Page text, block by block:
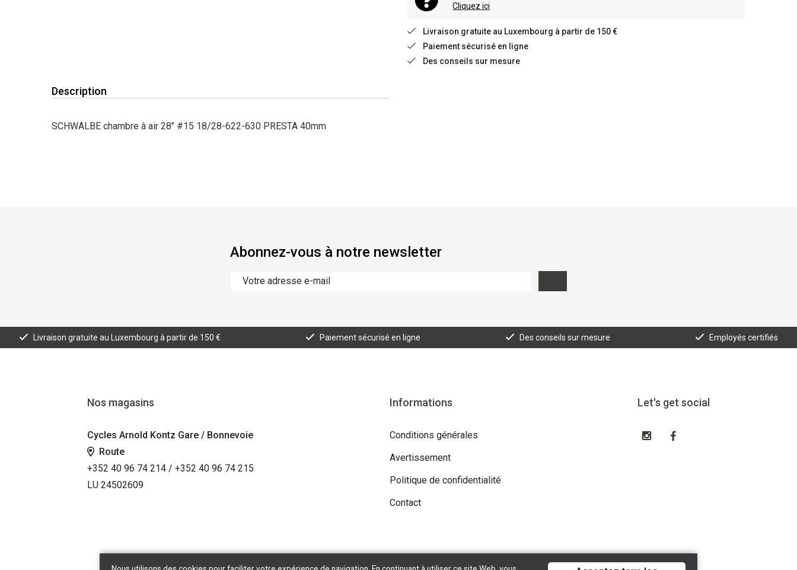
Cliquez ici
Livraison gratuite au Luxembourg à partir de 150 €
Paiement sécurisé en ligne
Des conseils sur mesure
Description
SCHWALBE chambre à air 28" #15 18/28-622-630 PRESTA 40mm
Abonnez-vous à notre newsletter
Livraison gratuite au Luxembourg à partir de 150 € Paiement sécurisé en ligne Des conseils sur mesure Employés certifiés
Nos magasins
Cycles Arnold Kontz Gare / Bonnevoie
Route
+352 40 96 74 214 / +352 40 96 74 215
LU 24502609
Informations
Conditions générales
Avertissement
Politique de confidentialité
Contact
Let's get social